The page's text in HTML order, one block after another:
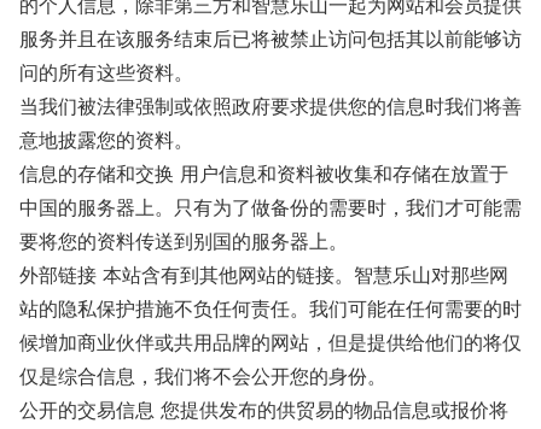
的个人信息，除非第三方和智慧乐山一起为网站和会员提供
服务并且在该服务结束后已将被禁止访问包括其以前能够访
问的所有这些资料。
当我们被法律强制或依照政府要求提供您的信息时我们将善
意地披露您的资料。
信息的存储和交换 用户信息和资料被收集和存储在放置于
中国的服务器上。只有为了做备份的需要时，我们才可能需
要将您的资料传送到别国的服务器上。
外部链接 本站含有到其他网站的链接。智慧乐山对那些网
站的隐私保护措施不负任何责任。我们可能在任何需要的时
候增加商业伙伴或共用品牌的网站，但是提供给他们的将仅
仅是综合信息，我们将不会公开您的身份。
公开的交易信息 您提供发布的供贸易的物品信息或报价将